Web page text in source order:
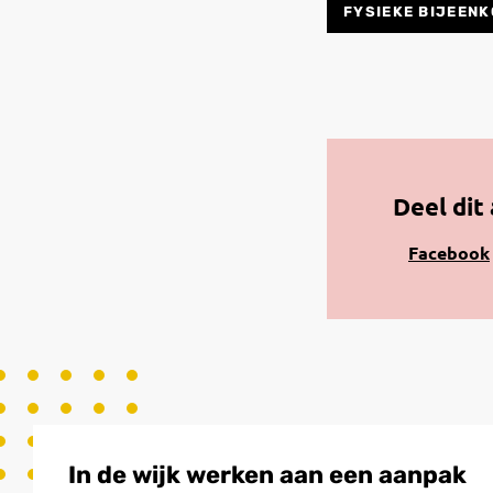
FYSIEKE
Deel dit
Share
Facebook
In de wijk werken aan een aanpak